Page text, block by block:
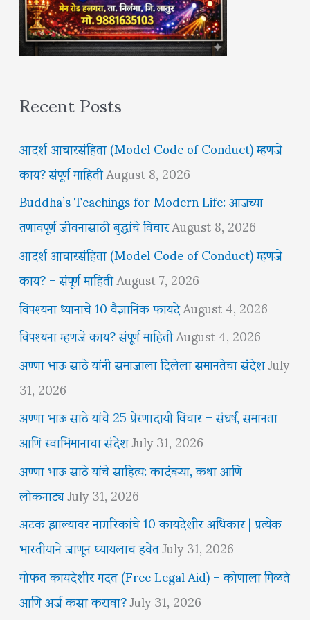
Recent Posts
आदर्श आचारसंहिता (Model Code of Conduct) म्हणजे
काय? संपूर्ण माहितीAugust 8, 2026
Buddha’s Teachings for Modern Life: आजच्या
तणावपूर्ण जीवनासाठी बुद्धांचे विचारAugust 8, 2026
आदर्श आचारसंहिता (Model Code of Conduct) म्हणजे
काय? – संपूर्ण माहितीAugust 7, 2026
विपश्यना ध्यानाचे 10 वैज्ञानिक फायदेAugust 4, 2026
विपश्यना म्हणजे काय? संपूर्ण माहितीAugust 4, 2026
अण्णा भाऊ साठे यांनी समाजाला दिलेला समानतेचा संदेशJuly
31, 2026
अण्णा भाऊ साठे यांचे 25 प्रेरणादायी विचार – संघर्ष, समानता
आणि स्वाभिमानाचा संदेशJuly 31, 2026
अण्णा भाऊ साठे यांचे साहित्य: कादंबऱ्या, कथा आणि
लोकनाट्यJuly 31, 2026
अटक झाल्यावर नागरिकांचे 10 कायदेशीर अधिकार | प्रत्येक
भारतीयाने जाणून घ्यायलाच हवेतJuly 31, 2026
मोफत कायदेशीर मदत (Free Legal Aid) – कोणाला मिळते
आणि अर्ज कसा करावा?July 31, 2026